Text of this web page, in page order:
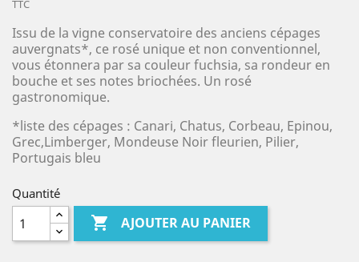
TTC
Issu de la vigne conservatoire des anciens cépages
auvergnats*, ce rosé unique et non conventionnel,
vous étonnera par sa couleur fuchsia, sa rondeur en
bouche et ses notes briochées. Un rosé
gastronomique.
*liste des cépages : Canari, Chatus, Corbeau, Epinou,
Grec,Limberger, Mondeuse Noir fleurien, Pilier,
Portugais bleu
Quantité
 AJOUTER AU PANIER